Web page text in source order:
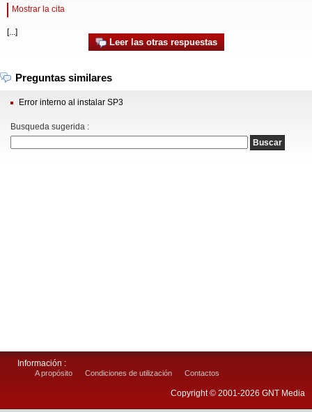
Mostrar la cita
[...]
Leer las otras respuestas
Preguntas similares
Error interno al instalar SP3
Busqueda sugerida :
Información :
A propósito Condiciones de utilización Contactos
Copyright © 2001-2026 GNT Media